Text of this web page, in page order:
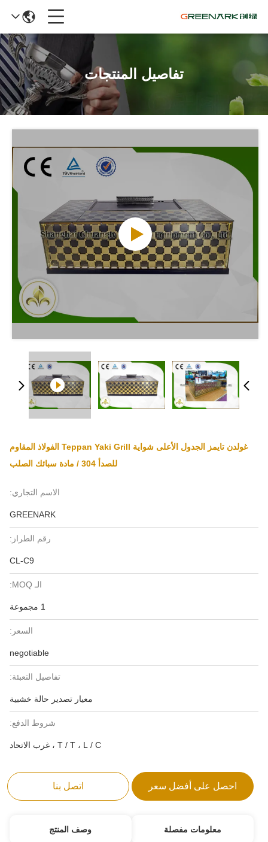
تفاصيل المنتجات
غولدن تايمز الجدول الأعلى شواية Teppan Yaki Grill الفولاذ المقاوم
للصدأ 304 / مادة سبائك الصلب
الاسم التجاري:
GREENARK
رقم الطراز:
CL-C9
الـ MOQ:
1 مجموعة
السعر:
negotiable
تفاصيل التعبئة:
معيار تصدير حالة خشبية
شروط الدفع:
T / T ، L / C ، غرب الاتحاد
احصل على أفضل سعر اتصل بنا
معلومات مفصلة وصف المنتج